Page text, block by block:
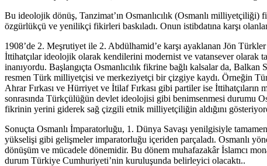
Bu ideolojik dönüş, Tanzimat’ın Osmanlıcılık (Osmanlı
özgürlükçü ve yenilikçi fikirleri baskıladı. Onun istibdatına karşı
1908’de 2. Meşrutiyet ile 2. Abdülhamid’e karşı ayaklanan Jön
İttihatçılar ideolojik olarak kendilerini modernist ve vatansever olarak
inanıyordu. Başlangıçta Osmanlıcılık fikrine bağlı kalsalar da,
resmen Türk milliyetçisi ve merkeziyetçi bir çizgiye kaydı. Örneğin
Ahrar Fırkası ve Hürriyet ve İtilaf Fırkası gibi partiler ise
sonrasında Türkçülüğün devlet ideolojisi gibi benimsenmesi durumu
fikrinin yerini giderek sağ çizgili etnik milliyetçiliğin aldığını
Sonuçta Osmanlı İmparatorluğu, 1. Dünya Savaşı yenilgisiyle
yükselişi gibi gelişmeler imparatorluğu içeriden parçaladı. Osmanlı
dönüşüm ve mücadele dönemidir. Bu dönem muhafazakâr İslamcı
durum Türkiye Cumhuriyeti’nin kuruluşunda belirleyici olacaktı..